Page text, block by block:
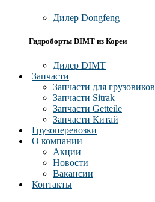
Дилер Dongfeng
Гидроборты DIMT из Кореи
Дилер DIMT
Запчасти
Запчасти для грузовиков
Запчасти Sitrak
Запчасти Getteile
Запчасти Китай
Грузоперевозки
О компании
Акции
Новости
Вакансии
Контакты